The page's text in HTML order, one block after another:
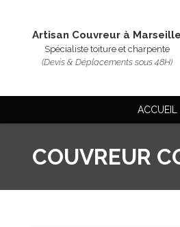
Artisan Couvreur à Marseille
Spécialiste toiture et charpente
(Devis & Déplacements sous 48H)
ACCUEIL
COUVREUR